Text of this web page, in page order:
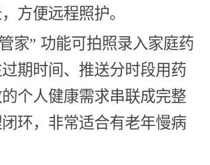
方便远程照护。
家” 功能可拍照录入家庭药
期时间、推送分时段用药
个人健康需求串联成完整
环，非常适合有老年慢病